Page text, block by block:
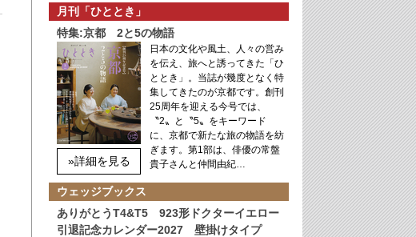
月刊「ひととき」
特集:京都 2と5の物語
»詳細を見る
日本の文化や風土、人々の営み
を伝え、旅へと誘ってきた「ひ
ととき」。当誌が幾度となく特
集してきたのが京都です。創刊
25周年を迎える今号では、
〝2〟と〝5〟をキーワード
に、京都で新たな旅の物語を紡
ぎます。第1部は、俳優の常盤
貴子さんと仲間由紀…
ウェッジブックス
ありがとうT4&T5 923形ドクターイエロー
引退記念カレンダー2027 壁掛けタイプ